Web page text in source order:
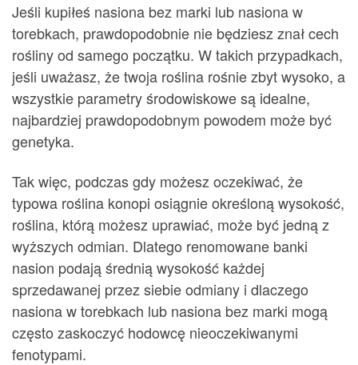
Jeśli kupiłeś nasiona bez marki lub nasiona w
torebkach, prawdopodobnie nie będziesz znał cech
rośliny od samego początku. W takich przypadkach,
jeśli uważasz, że twoja roślina rośnie zbyt wysoko, a
wszystkie parametry środowiskowe są idealne,
najbardziej prawdopodobnym powodem może być
genetyka.
Tak więc, podczas gdy możesz oczekiwać, że
typowa roślina konopi osiągnie określoną wysokość,
roślina, którą możesz uprawiać, może być jedną z
wyższych odmian. Dlatego renomowane banki
nasion podają średnią wysokość każdej
sprzedawanej przez siebie odmiany i dlaczego
nasiona w torebkach lub nasiona bez marki mogą
często zaskoczyć hodowcę nieoczekiwanymi
fenotypami.